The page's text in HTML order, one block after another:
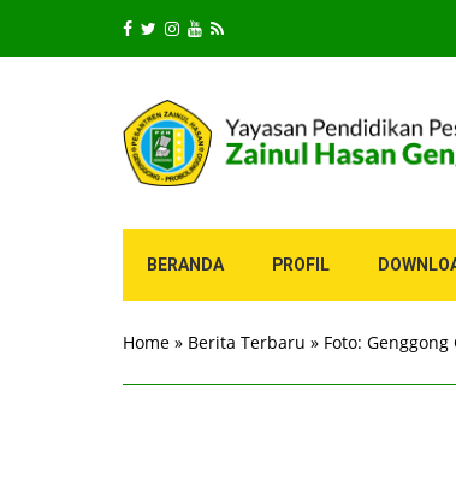
BERANDA PROFIL
Home » Berita Terbaru » Foto: